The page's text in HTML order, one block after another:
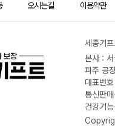
오시는길 이용약관
세종기
본사 :
파주 공
대표번
통신판
건강기